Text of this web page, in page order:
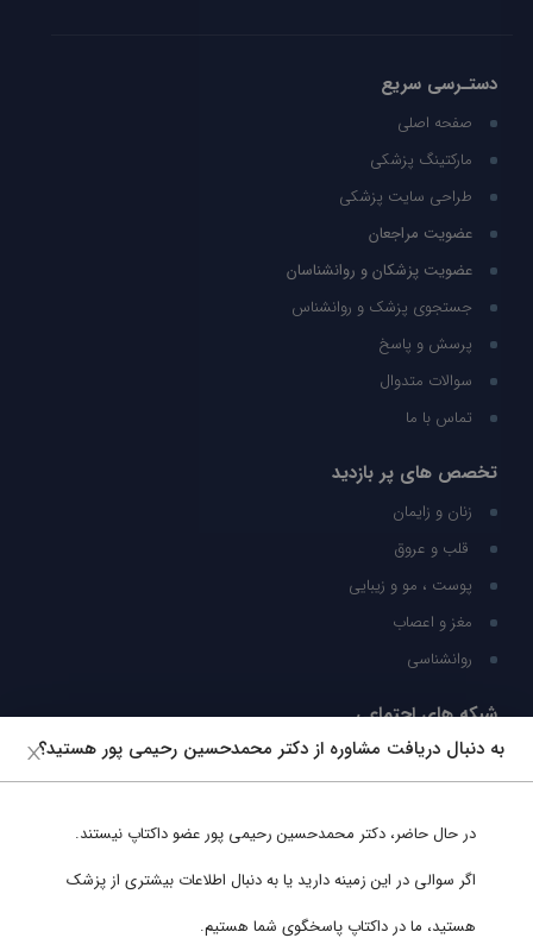
دستـرسی سریع
صفحه اصلی
مارکتینگ پزشکی
طراحی سایت پزشکی
عضویت مراجعان
عضویت پزشکان و روانشناسان
جستجوی پزشک و روانشناس
پرسش و پاسخ
سوالات متدوال
تماس با ما
تخصص های پر بازدید
زنان و زایمان
قلب و عروق
پوست ، مو و زیبایی
مغز و اعصاب
روانشناسی
شبکه های اجتماعی
ما را در شبکه های اجتماعی دنبال کنید
به دنبال دریافت مشاوره از دکتر محمدحسین رحیمی پور هستید؟
در حال حاضر، دکتر محمدحسین رحیمی پور عضو داکتاپ نیستند.
اگر سوالی در این زمینه دارید یا به دنبال اطلاعات بیشتری از پزشک
هستید، ما در داکتاپ پاسخگوی شما هستیم.